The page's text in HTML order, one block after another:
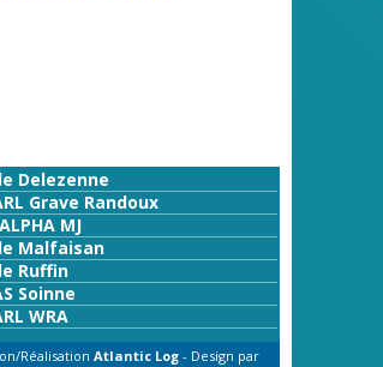
Delezenne
Grave Randoux
MJ
Malfaisan
Ruffin
Soinne
WRA
Réalisation Atlantic Log - Design par